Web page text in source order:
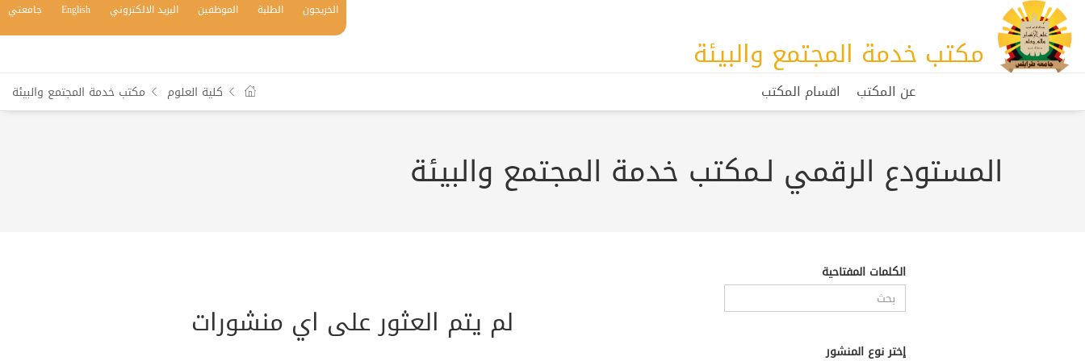
مكتب خدمة المجتمع والبيئة
الخريجون الطلبة الموظفين البريد الالكتروني English جامعتي
عن المكتب اقسام المكتب كلية العلوم مكتب خدمة المجتمع والبيئة
المستودع الرقمي لـمكتب خدمة المجتمع والبيئة
الكلمات المفتاحية
إختر نوع المنشور
لم يتم العثور على اي منشورات